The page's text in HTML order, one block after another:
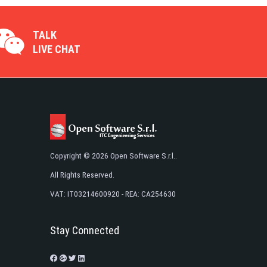
TALK
LIVE CHAT
Copyright © 2026 Open Software S.r.l..
All Rights Reserved.
VAT: IT03214600920 - REA: CA254630
Stay Connected